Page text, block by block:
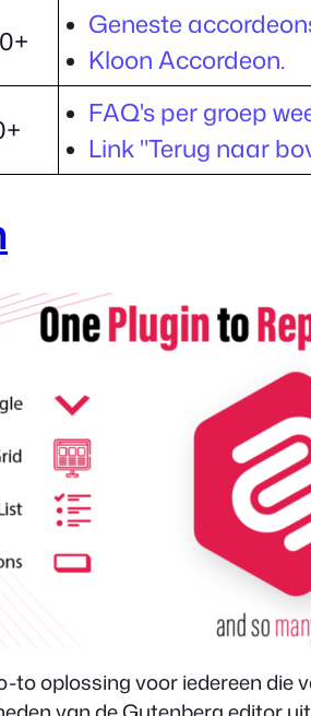
Geneste
Kloon Accordeon.
FAQ's per groep
Link "Terug naar
to oplossing voor iedereen die